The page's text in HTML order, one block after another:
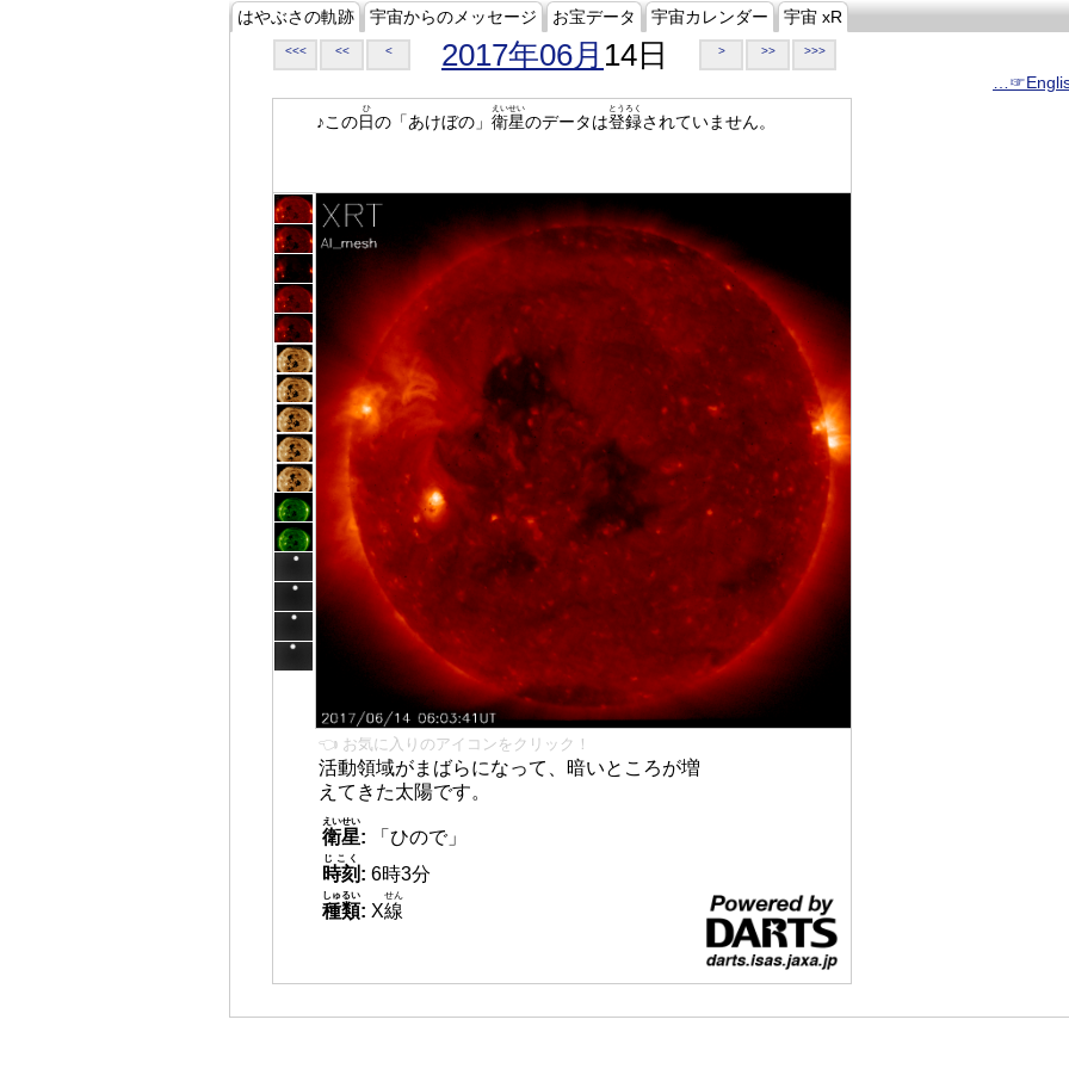
はやぶさの軌跡 宇宙からのメッセージ お宝データ 宇宙カレンダー 宇宙 xR
<<< << < 2017年06月 14日 > >> >>>
♪この日
ひ
の「あけぼの」 衛星
えいせい
のデータは登録
とうろく
されていません。
👈 お気に入りのアイコンをクリック！
活動領域がまばらになって、暗いところが増
えてきた太陽です。
衛星
えいせい
:
「ひので」
時刻
じこく
: 6時3分
種類
しゅるい
: X線
せん